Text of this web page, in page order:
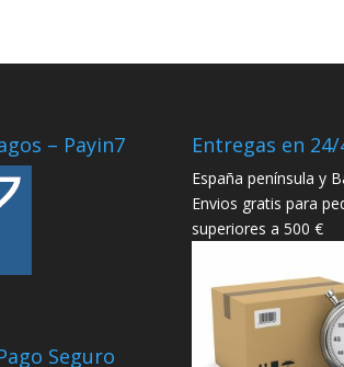
– Payin7
Seguro
Entregas en
España península y
Envios gratis para
superiores a 500 €